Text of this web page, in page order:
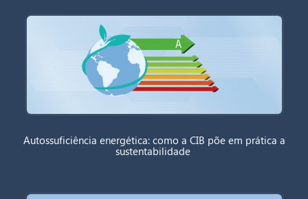
Autossuficiência energética: como a CIB põe em prática a
sustentabilidade